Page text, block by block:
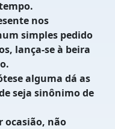
nos
simples pedido
lança-se à beira
alguma dá as
seja sinônimo de
ocasião, não